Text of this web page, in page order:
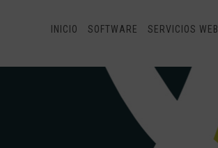
INICIO SOFTWARE SERVICIOS WEB